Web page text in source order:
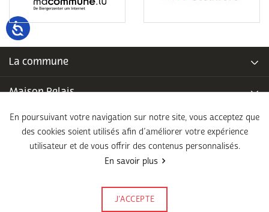
La commune
Maison Relais
Piscine communale
École fondamentale
En poursuivant votre navigation sur notre site, vous acceptez que
des cookies soient utilisés afin d’améliorer votre expérience
utilisateur et de vous offrir des contenus personnalisés.
En savoir plus
J’ACCEPTE